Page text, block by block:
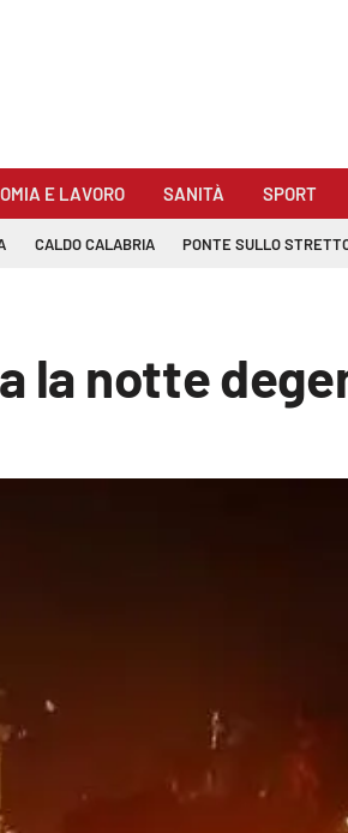
E LAVORO SANITÀ SPORT
CALDO CALABRIA PONTE SULLO
la notte